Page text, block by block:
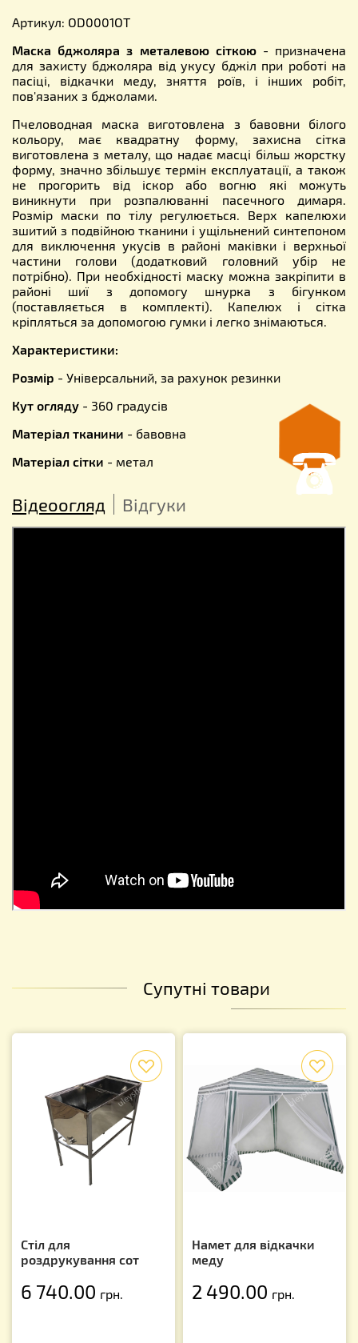
Артикул: OD0001OT
Маска бджоляра з металевою сіткою- призначена
для захисту бджоляра від укусу бджіл при роботі на
пасіці, відкачки меду, зняття роїв, і інших робіт,
пов'язаних з бджолами.
Пчеловодная маска виготовлена з бавовни білого
кольору, має квадратну форму, захисна сітка
виготовлена з металу, що надає масці більш жорстку
форму, значно збільшує термін експлуатації, а також
не прогорить від іскор або вогню які можуть
виникнути при розпалюванні пасечного димаря.
Розмір маски по тілу регулюється. Верх капелюхи
зшитий з подвійною тканини і ущільнений синтепоном
для виключення укусів в районі маківки і верхньої
частини голови (додатковий головний убір не
потрібно). При необхідності маску можна закріпити в
районі шиї з допомогу шнурка з бігунком
(поставляється в комплекті). Капелюх і сітка
кріпляться за допомогою гумки і легко знімаються.
Характеристики:
Розмір - Універсальний, за рахунок резинки
Кут огляду - 360 градусів
Матеріал тканини - бавовна
Матеріал сітки - метал
Відеоогляд Відгуки
Супутні товари
Стіл для
роздрукування сот
6 740.00 грн.
Намет для відкачки
меду
2 490.00 грн.